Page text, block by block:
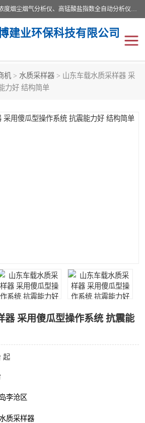
青岛路博环保公司主营：低浓度烟尘烟气分析仪、高锰酸盐指数全自动分析仪、便携式超声波明渠流量计、便携式水质采样器、恒温恒湿称重系统、手持式油烟检测仪等;是一家集环保科研、设计、生产、维护、销售和系统集成为一体的综合性高科技企业。路博人秉承"科学技术是第一生产力的重要理念，倡导环境友好型的生产、生活和消费方式。
建业环保科技有限公司
机 > 水质采样器 > 山东车载水质采样器 采
力好 结构简单
器 采用傻瓜型操作系统 抗震能
起
李沧区
质采样器
气体检测仪
手持式油烟检测仪
水质采样器